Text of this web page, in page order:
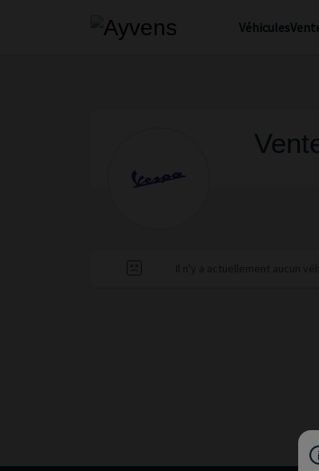
Véhicules
Il n'y a actuellement aucun